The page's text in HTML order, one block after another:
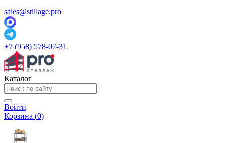
sales@stillage.pro
+7 (958) 578-07-31
Каталог
Войти
Корзина (0)